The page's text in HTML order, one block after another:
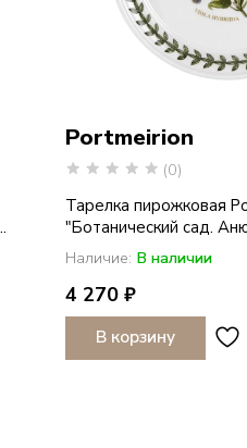
Portmeirion
(0)
Тарелка пирожковая
"Ботанический сад.
Наличие: В наличии
4 270 ₽
В корзину